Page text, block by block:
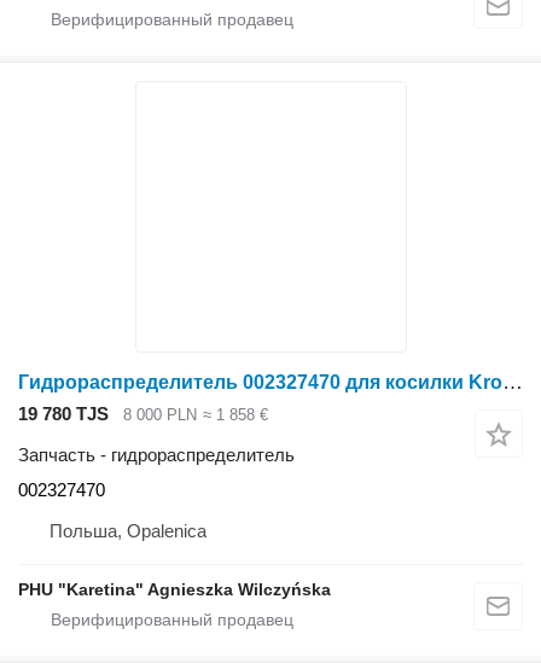
Гидрораспределитель 002327470 для косилки Krone Big M II
19 780 TJS 8 000 PLN ≈ 1 858 €
Запчасть - гидрораспределитель
002327470
Польша, Opalenica
PHU "Karetina" Agnieszka Wilczyńska